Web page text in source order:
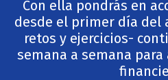
Con ella pondrás en
desde el primer día del
retos y ejercicios-
semana a semana